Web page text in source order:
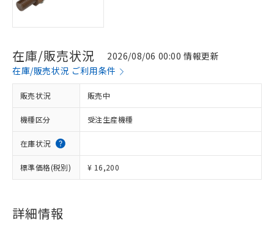
在庫/販売状況
2026/08/06 00:00 情報更新
在庫/販売状況 ご利用条件
販売状況 販売中
機種区分 受注生産機種
在庫状況
標準価格(税別) ¥ 16,200
詳細情報